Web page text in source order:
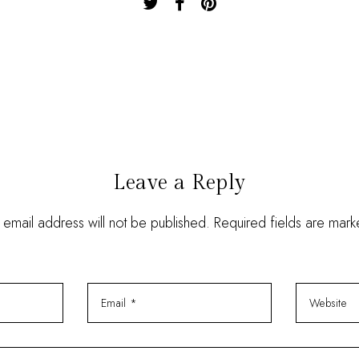
Leave a Reply
email address will not be published. Required fields are